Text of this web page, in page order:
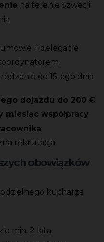
na terenie Szwecji
+ delegacje
do 15-ego dnia
dojazdu do 200 €
współpracy
rekrutacja
obowiązków
kucharza
min. 2 lata